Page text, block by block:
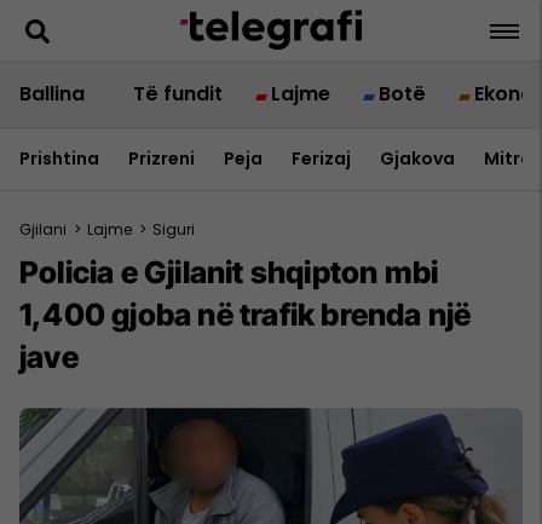
Ballina Të fundit Lajme Botë
Prishtina Prizreni Peja Ferizaj Gjakova
Gjilani > Lajme > Siguri
Policia e Gjilanit shqipton mbi
1,400 gjoba në trafik brenda një
jave